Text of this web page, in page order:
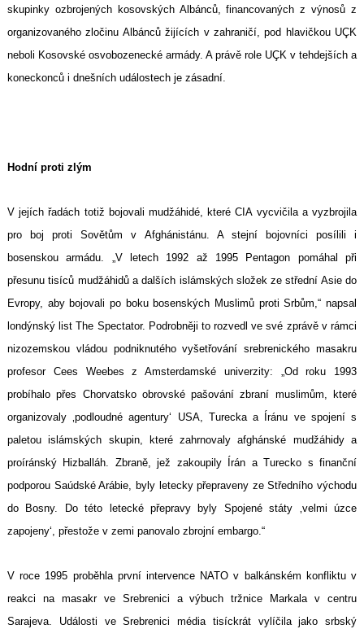
skupinky ozbrojených kosovských Albánců, financovaných z výnosů z
organizovaného zločinu Albánců žijících v zahraničí, pod hlavičkou UÇK
neboli Kosovské osvobozenecké armády. A právě role UÇK v tehdejších a
koneckonců i dnešních událostech je zásadní.
Hodní proti zlým
V jejích řadách totiž bojovali mudžáhidé, které CIA vycvičila a vyzbrojila
pro boj proti Sovětům v Afghánistánu. A stejní bojovníci posílili i
bosenskou armádu. „V letech 1992 až 1995 Pentagon pomáhal při
přesunu tisíců mudžáhidů a dalších islámských složek ze střední Asie do
Evropy, aby bojovali po boku bosenských Muslimů proti Srbům,“ napsal
londýnský list The Spectator. Podrobněji to rozvedl ve své zprávě v rámci
nizozemskou vládou podniknutého vyšetřování srebrenického masakru
profesor Cees Weebes z Amsterdamské univerzity: „Od roku 1993
probíhalo přes Chorvatsko obrovské pašování zbraní muslimům, které
organizovaly ‚podloudné agentury‘ USA, Turecka a Íránu ve spojení s
paletou islámských skupin, které zahrnovaly afghánské mudžáhidy a
proíránský Hizballáh. Zbraně, jež zakoupily Írán a Turecko s finanční
podporou Saúdské Arábie, byly letecky přepraveny ze Středního východu
do Bosny. Do této letecké přepravy byly Spojené státy ‚velmi úzce
zapojeny‘, přestože v zemi panovalo zbrojní embargo.“
V roce 1995 proběhla první intervence NATO v balkánském konfliktu v
reakci na masakr ve Srebrenici a výbuch tržnice Markala v centru
Sarajeva. Události ve Srebrenici média tisíckrát vylíčila jako srbský